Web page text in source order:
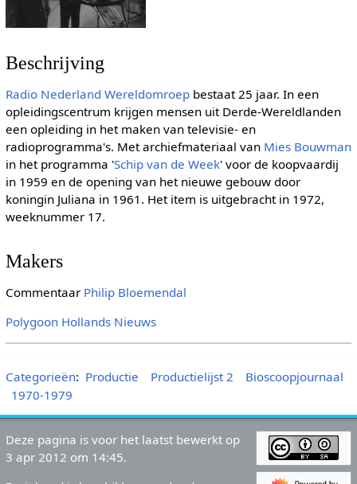
Beschrijving
Radio Nederland Wereldomroepbestaat 25 jaar. In een
opleidingscentrum krijgen mensen uit Derde-Wereldlanden
een opleiding in het maken van televisie- en
radioprogramma's. Met archiefmateriaal van Mies Bouwman
in het programma 'Schip van de Week' voor de koopvaardij
in 1959 en de opening van het nieuwe gebouw door
koningin Juliana in 1961. Het item is uitgebracht in 1972,
weeknummer 17.
Makers
Commentaar Philip Bloemendal
Polygoon Hollands Nieuws
Categorieën: Productie Productielijst 2
Bioscoopjournaal
1970-1979
Deze pagina is voor het laatst bewerkt op
3 apr 2012 om 14:45.